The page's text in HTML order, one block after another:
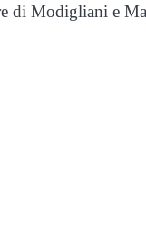
di Modigliani e